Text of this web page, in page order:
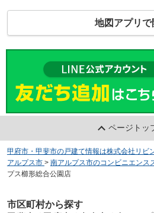
地図アプリで
ページトッ
甲府市・甲斐市の戸建て情報は株式会社リビ
アルプス市 > 南アルプス市のコンビニエンス
プス櫛形総合公園店
市区町村から探す